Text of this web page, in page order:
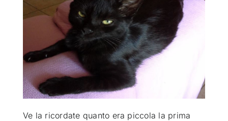
CHI SIAMO
RUBRICHE
Ve la ricordate quanto era piccola la prima